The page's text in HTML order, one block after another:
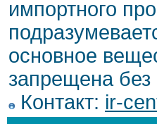
импортного
основное
запрещена без
Контакт: ir-